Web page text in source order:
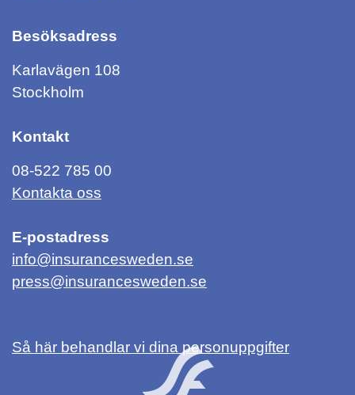
Besöksadress
Karlavägen 108
Stockholm
Kontakt
08-522 785 00
Kontakta oss
E-postadress
info@insurancesweden.se
press@insurancesweden.se
Så här behandlar vi dina personuppgifter